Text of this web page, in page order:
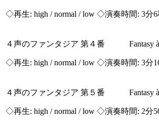
◇再生: high / normal / low ◇演奏時間: 3分
４声のファンタジア 第４番 Fantasy
◇再生: high / normal / low ◇演奏時間: 3分
４声のファンタジア 第５番 Fantasy
◇再生: high / normal / low ◇演奏時間: 2分